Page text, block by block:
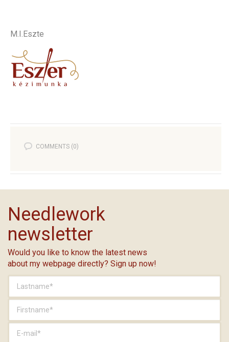
M.I.Eszte
COMMENTS (0)
Needlework
newsletter
Would you like to know the latest news
about my webpage directly? Sign up now!